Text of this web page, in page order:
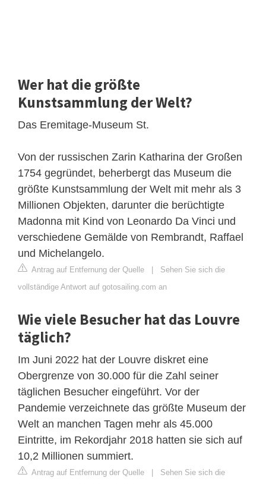
Wer hat die größte
Kunstsammlung der Welt?
Das Eremitage-Museum St.
Von der russischen Zarin Katharina der Großen
1754 gegründet, beherbergt das Museum die
größte Kunstsammlung der Welt mit mehr als 3
Millionen Objekten, darunter die berüchtigte
Madonna mit Kind von Leonardo Da Vinci und
verschiedene Gemälde von Rembrandt, Raffael
und Michelangelo.
Antrag auf Entfernung der Quelle | Sehen Sie sich die
vollständige Antwort auf gotosailing.com an
Wie viele Besucher hat das Louvre
täglich?
Im Juni 2022 hat der Louvre diskret eine
Obergrenze von 30.000 für die Zahl seiner
täglichen Besucher eingeführt. Vor der
Pandemie verzeichnete das größte Museum der
Welt an manchen Tagen mehr als 45.000
Eintritte, im Rekordjahr 2018 hatten sie sich auf
10,2 Millionen summiert.
Antrag auf Entfernung der Quelle | Sehen Sie sich die